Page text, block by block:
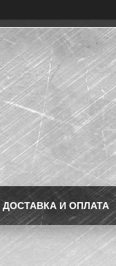
ДОСТАВКА И ОПЛАТА